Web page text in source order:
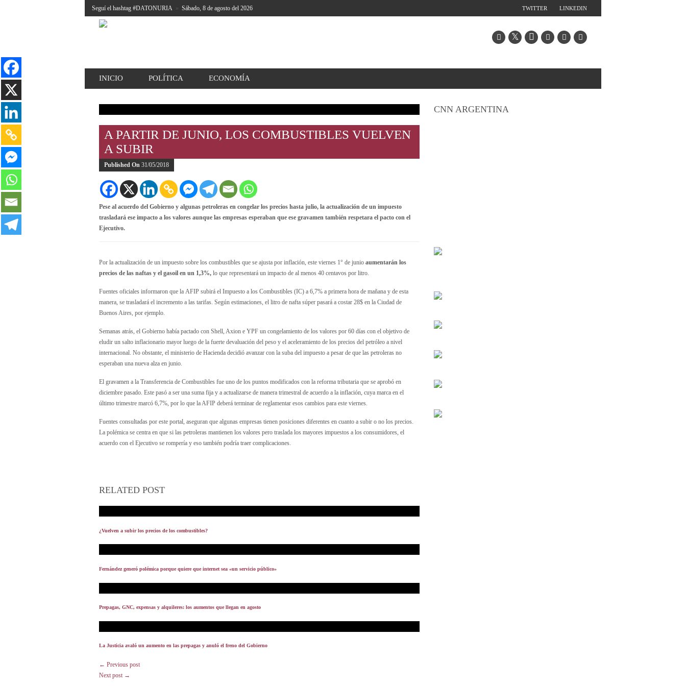
Seguí el hashtag #DATONURIA » Sábado, 8 de agosto del 2026 LINKEDIN
TWITTER
INICIO POLÍTICA ECONOMÍA
A PARTIR DE JUNIO, LOS COMBUSTIBLES VUELVEN
A SUBIR
Published On 31/05/2018
Pese al acuerdo del Gobierno y algunas petroleras en congelar los precios hasta julio, la actualización de un impuesto
trasladará ese impacto a los valores aunque las empresas esperaban que ese gravamen también respetara el pacto con el
Ejecutivo.
Por la actualización de un impuesto sobre los combustibles que se ajusta por inflación, este viernes 1° de junio aumentarán los
precios de las naftas y el gasoil en un 1,3%, lo que representará un impacto de al menos 40 centavos por litro.
Fuentes oficiales informaron que la AFIP subirá el Impuesto a los Combustibles (IC) a 6,7% a primera hora de mañana y de esta
manera, se trasladará el incremento a las tarifas. Según estimaciones, el litro de nafta súper pasará a costar 28$ en la Ciudad de
Buenos Aires, por ejemplo.
Semanas atrás, el Gobierno había pactado con Shell, Axion e YPF un congelamiento de los valores por 60 días con el objetivo de
eludir un salto inflacionario mayor luego de la fuerte devaluación del peso y el aceleramiento de los precios del petróleo a nivel
internacional. No obstante, el ministerio de Hacienda decidió avanzar con la suba del impuesto a pesar de que las petroleras no
esperaban una nueva alza en junio.
El gravamen a la Transferencia de Combustibles fue uno de los puntos modificados con la reforma tributaria que se aprobó en
diciembre pasado. Este pasó a ser una suma fija y a actualizarse de manera trimestral de acuerdo a la inflación, cuya marca en el
último trimestre marcó 6,7%, por lo que la AFIP deberá terminar de reglamentar esos cambios para este viernes.
Fuentes consultadas por este portal, aseguran que algunas empresas tienen posiciones diferentes en cuanto a subir o no los precios.
La polémica se centra en que si las petroleras mantienen los valores pero traslada los mayores impuestos a los consumidores, el
acuerdo con el Ejecutivo se rompería y eso también podría traer complicaciones.
RELATED POST
¿Vuelven a subir los precios de los combustibles?
Fernández generó polémica porque quiere que internet sea «un servicio público»
Prepagas, GNC, expensas y alquileres: los aumentos que llegan en agosto
La Justicia avaló un aumento en las prepagas y anuló el freno del Gobierno
← Previous post
Next post →
CNN ARGENTINA